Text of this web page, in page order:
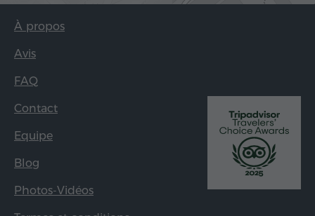
À propos
Avis
FAQ
Contact
Equipe
Blog
Photos-Vidéos